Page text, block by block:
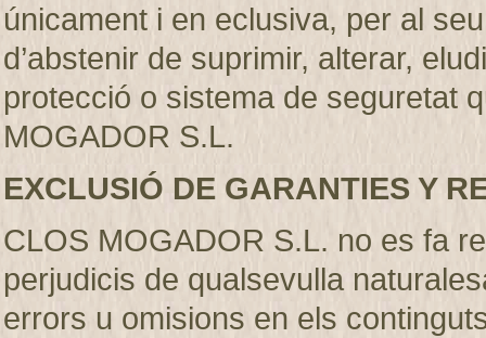
únicament i en eclusiva, per al
d’abstenir de suprimir, alterar,
protecció o sistema de seguretat
MOGADOR S.L.
EXCLUSIÓ DE GARANTIES Y
CLOS MOGADOR S.L. no es fa
perjudicis de qualsevulla
errors u omisions en els